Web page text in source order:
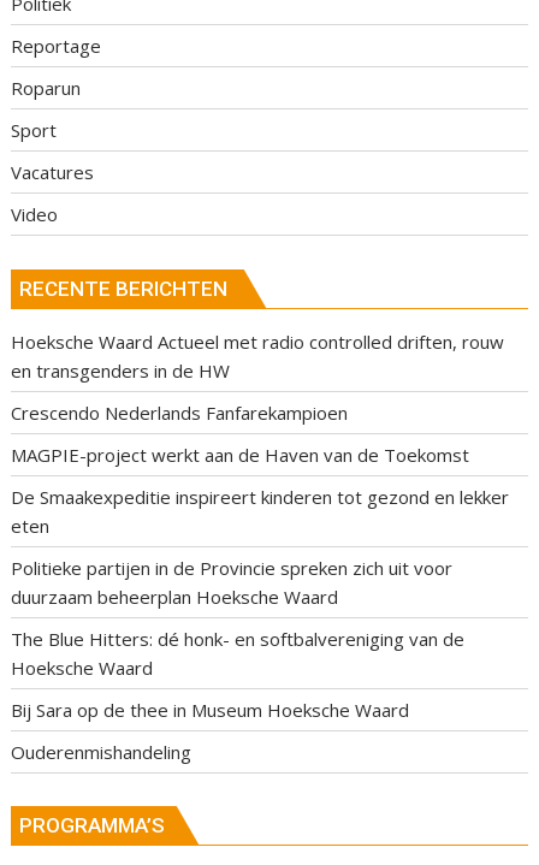
Reportage
Roparun
Sport
Vacatures
Video
RECENTE BERICHTEN
Hoeksche Waard Actueel met radio controlled driften, rouw
en transgenders in de HW
Crescendo Nederlands Fanfarekampioen
MAGPIE-project werkt aan de Haven van de Toekomst
De Smaakexpeditie inspireert kinderen tot gezond en lekker
eten
Politieke partijen in de Provincie spreken zich uit voor
duurzaam beheerplan Hoeksche Waard
The Blue Hitters: dé honk- en softbalvereniging van de
Hoeksche Waard
Bij Sara op de thee in Museum Hoeksche Waard
Ouderenmishandeling
PROGRAMMA’S